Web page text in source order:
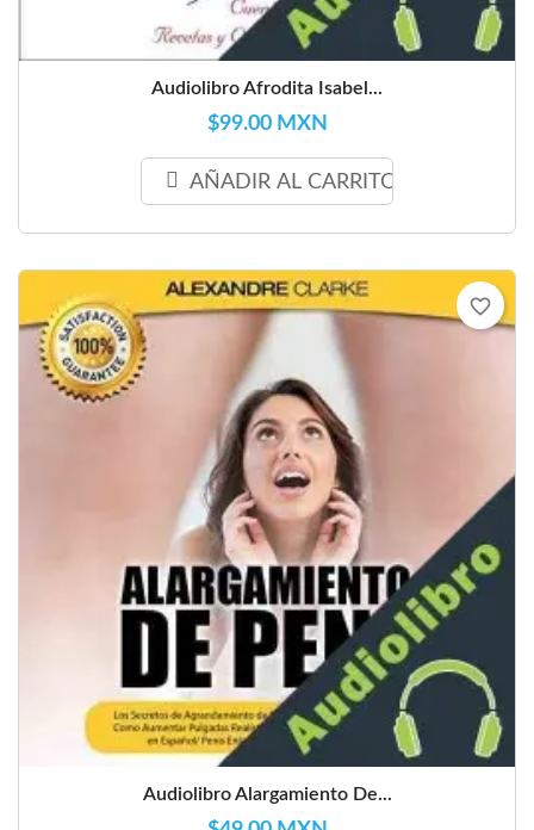
Audiolibro Afrodita Isabel...
$99.00 MXN
AÑADIR AL CARRITO
Audiolibro Alargamiento De...
favorite_border